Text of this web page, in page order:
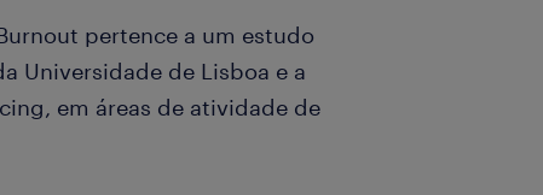
pertence a um estudo
Universidade de Lisboa e a
em áreas de atividade de